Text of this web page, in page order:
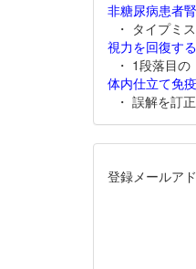
非糖尿病患者
・ タイプミ
視力を回復す
・ 1段落目
体内仕立て免
・ 誤解を訂
登録メールア